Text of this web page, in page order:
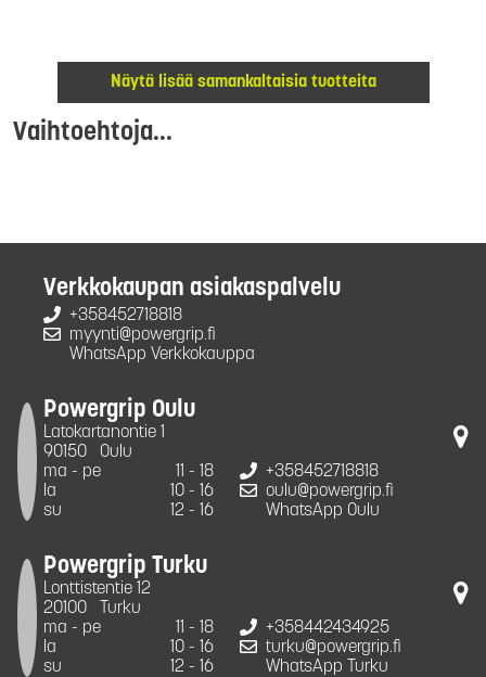
Näytä lisää samankaltaisia tuotteita
Vaihtoehtoja...
Verkkokaupan asiakaspalvelu
+358452718818
myynti@powergrip.fi
WhatsApp Verkkokauppa
Powergrip Oulu
Latokartanontie 1
90150
Oulu
ma - pe
11 - 18
la
10 - 16
su
12 - 16
+358452718818
oulu@powergrip.fi
WhatsApp Oulu
Powergrip Turku
Lonttistentie 12
20100
Turku
ma - pe
11 - 18
la
10 - 16
su
12 - 16
+358442434925
turku@powergrip.fi
WhatsApp Turku